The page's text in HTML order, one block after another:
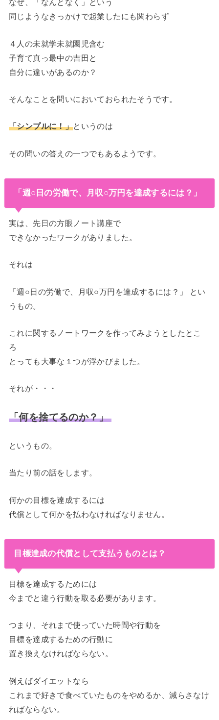
なぜ、「なんとなく」という
同じようなきっかけで起業したにも関わらず
４人の未就学未就園児含む
子育て真っ最中の吉田と
自分に違いがあるのか？
そんなことを問いにおいておられたそうです。
「シンプルに！」というのは
その問いの答えの一つでもあるようです。
「週○日の労働で、月収○万円を達成するには？」
実は、先日の方眼ノート講座で
できなかったワークがありました。
それは
「週○日の労働で、月収○万円を達成するには？」 とい
うもの。
これに関するノートワークを作ってみようとしたとこ
ろ
とっても大事な１つが浮かびました。
それが・・・
「何を捨てるのか？」
というもの。
当たり前の話をします。
何かの目標を達成するには
代償として何かを払わなければなりません。
目標達成の代償として支払うものとは？
目標を達成するためには
今までと違う行動を取る必要があります。
つまり、それまで使っていた時間や行動を
目標を達成するための行動に
置き換えなければならない。
例えばダイエットなら
これまで好きで食べていたものをやめるか、減らさなけ
ればならない。